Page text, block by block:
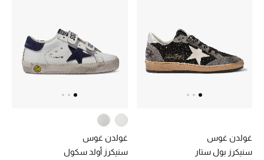
غولدن غوس
سنيكرز بول ستار
غولدن غوس
سنيكرز أولد سكول